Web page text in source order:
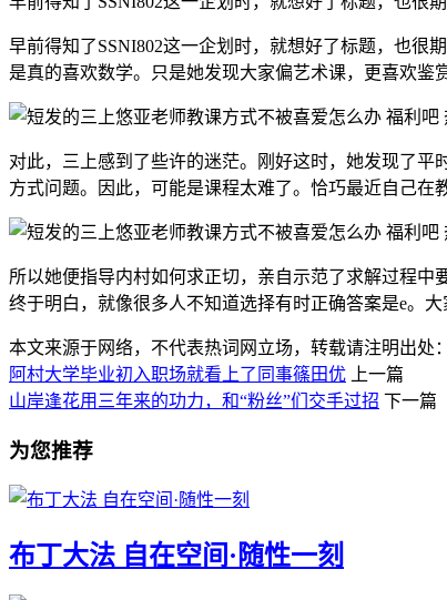
早前得知了SSNI802这一企划时，就想好了标题，也很
是真的喜欢数学。只是她发现大家偏艺术课，更喜欢鉴
对此，三上感到了些许的迷茫。刚好这时，她发现了
方式问题。因此，可能是课程太难了。恰巧最近自己在
所以她便指导内村如何求正切，亲自示范了求解过程
终于明白，就像很多人不知道选择有时正确答案是e。
本文来源于网络，不代表热词网立场，转载请注明出处
阿村大学毕业初入职场就看上了同事篠田优
上一篇
山岸逢花用三年来的功力，和“粉丝”们交手过招 下一篇
为您推荐
布丁大法 自在空间·随性一刻